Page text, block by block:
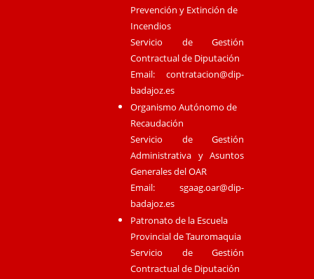
Prevención y Extinción de
Incendios
Servicio de Gestión
Contractual de Diputación
Email:contratacion@dip-
badajoz.es
Organismo Autónomo de
Recaudación
Servicio de Gestión
Administrativa y Asuntos
Generales del OAR
Email:sgaag.oar@dip-
badajoz.es
Patronato de la Escuela
Provincial de Tauromaquia
Servicio de Gestión
Contractual de Diputación